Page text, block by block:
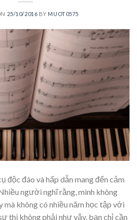
25/10/2016 BY MUOT0575
độc đáo và hấp dẫn mang đến cảm
người nghĩ rằng, mình không
mà không có nhiều năm học tập với
thì không phải như vậy, bạn chỉ cần